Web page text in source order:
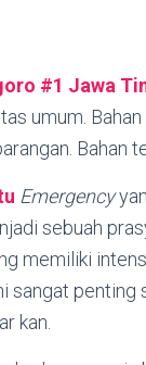
#1 Jawa
umum.
Bahan
Emergency
sebuah
memiliki
sangat penting
kan.